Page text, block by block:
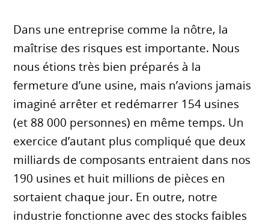
Dans une entreprise comme la nôtre, la
maîtrise des risques est importante. Nous
nous étions très bien préparés à la
fermeture d’une usine, mais n’avions jamais
imaginé arrêter et redémarrer 154 usines
(et 88 000 personnes) en même temps. Un
exercice d’autant plus compliqué que deux
milliards de composants entraient dans nos
190 usines et huit millions de pièces en
sortaient chaque jour. En outre, notre
industrie fonctionne avec des stocks faibles